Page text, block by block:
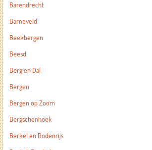
Barendrecht
Barneveld
Beekbergen
Beesd
Berg en Dal
Bergen
Bergen op Zoom
Bergschenhoek
Berkel en Rodenrijs